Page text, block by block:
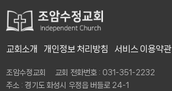
교회소개 개인정보 처리방침 서비스 이용약관
조암수정교회 교회 전화번호 : 031-351-2232
주소 : 경기도 화성시 우정읍 버들로 24-1